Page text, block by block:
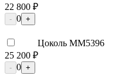
22 800 ₽
- 0 +
Цоколь ММ5396
25 200 ₽
- 0 +